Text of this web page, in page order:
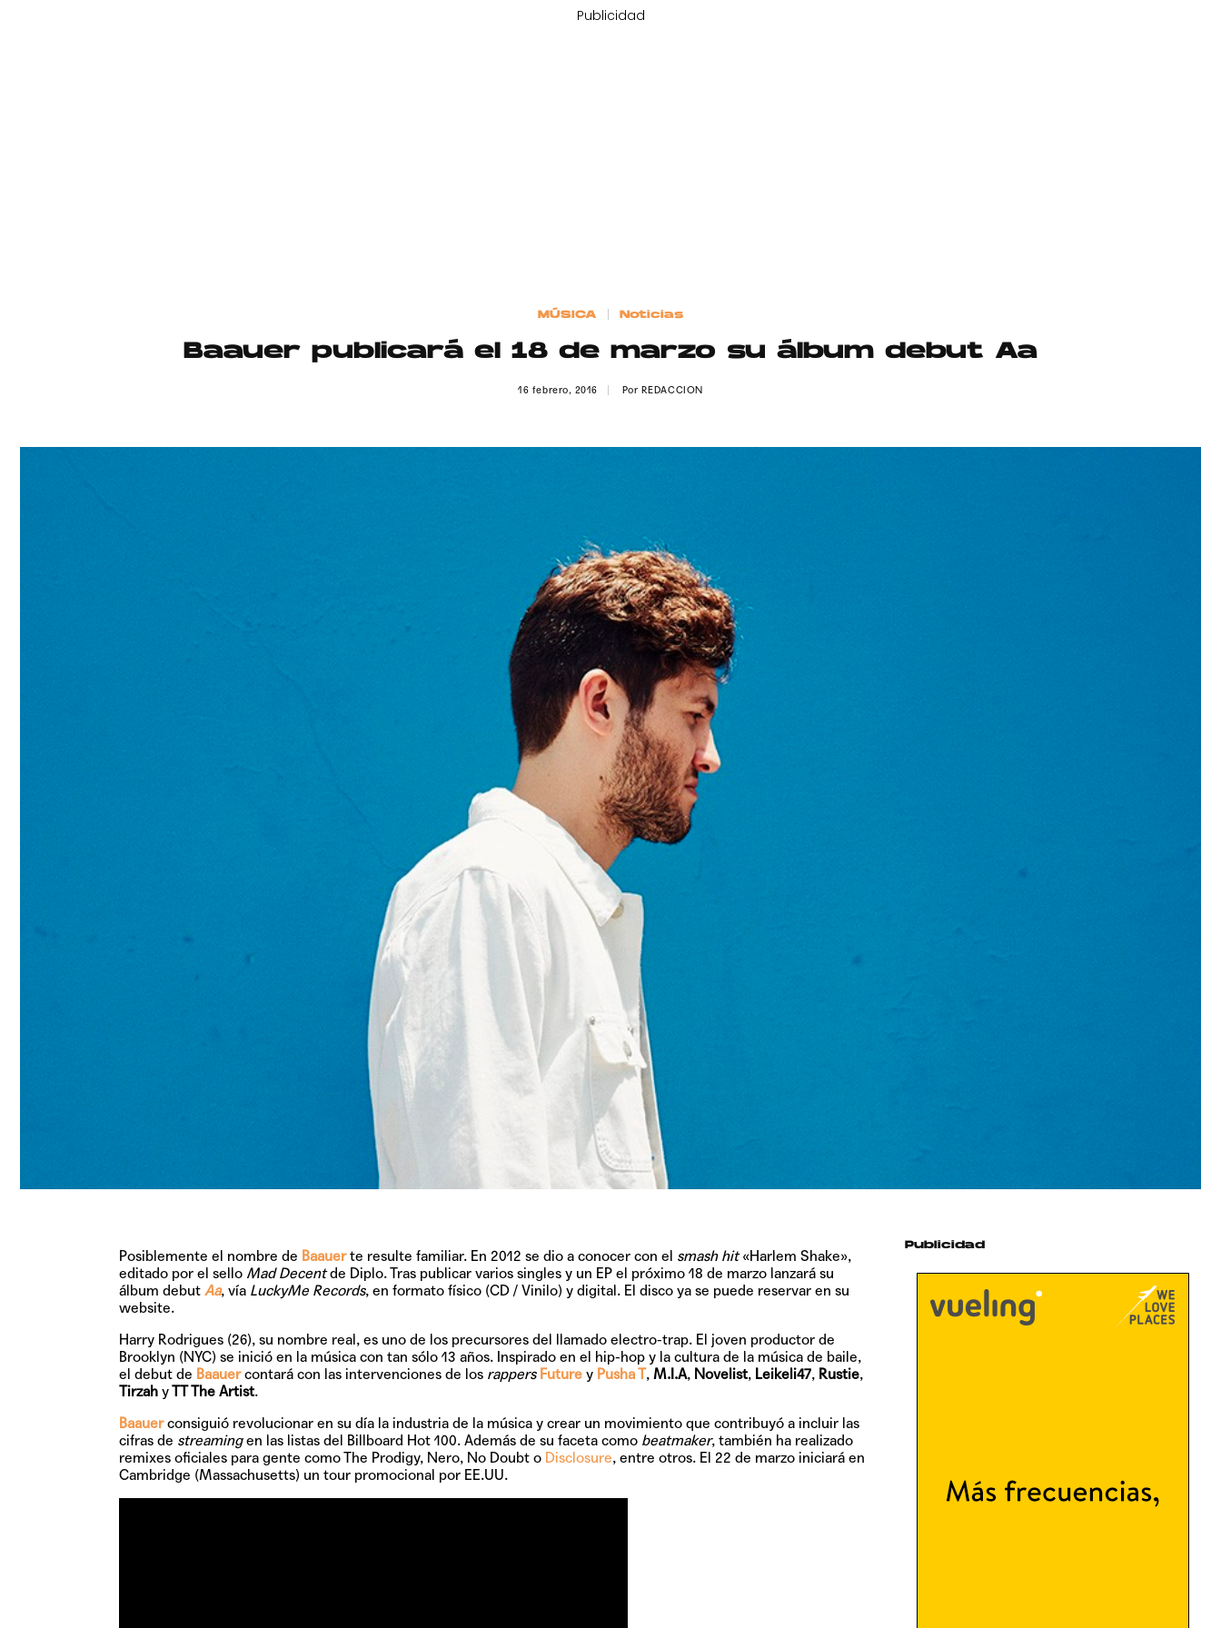
Publicidad
MÚSICA Noticias
Baauer publicará el 18 de marzo su álbum debut Aa
16 febrero, 2016 Por REDACCION
Posiblemente el nombre de Baauerte resulte familiar. En 2012 se dio a conocer con el smash hit«Harlem Shake»,
editado por el sello Mad Decentde Diplo. Tras publicar varios singles y un EP el próximo 18 de marzolanzará su
álbum debut Aa, vía LuckyMe Records, en formato físico (CD / Vinilo) y digital. El disco ya se puede reservar en su
website.
Harry Rodrigues (26), su nombre real, es uno de los precursores del llamado electro-trap. El joven productor de
Brooklyn (NYC) se inició en la música con tan sólo 13 años. Inspirado en el hip-hop y la cultura de la música de baile,
el debut de Baauercontará con las intervenciones de los rappers Futurey Pusha T, M.I.A, Novelist, Leikeli47, Rustie,
TirzahyTT The Artist.
Baauer consiguió revolucionar en su día la industria de la música y crear un movimiento que contribuyó a incluir las
cifras de streamingen las listas del Billboard Hot 100. Además de su faceta como beatmaker, también ha realizado
remixes oficiales para gente como The Prodigy, Nero, No Doubt o Disclosure, entre otros. El 22 de marzo iniciará en
Cambridge (Massachusetts) un tour promocional por EE.UU.
Publicidad